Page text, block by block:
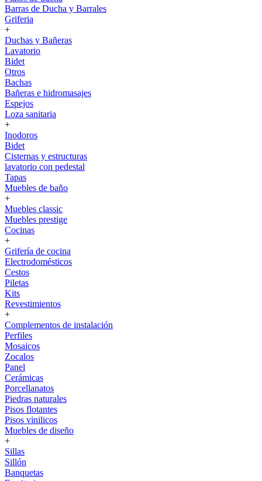
Barras de Ducha y Barrales
Griferia
+
Duchas y Bañeras
Lavatorio
Bidet
Otros
Bachas
Bañeras e hidromasajes
Espejos
Loza sanitaria
+
Inodoros
Bidet
Cisternas y estructuras
lavatorio con pedestal
Tapas
Muebles de baño
+
Muebles classic
Muebles prestige
Cocinas
+
Grifería de cocina
Electrodomésticos
Cestos
Piletas
Kits
Revestimientos
+
Complementos de instalación
Perfiles
Mosaicos
Zocalos
Panel
Cerámicas
Porcellanatos
Piedras naturales
Pisos flotantes
Pisos vinilicos
Muebles de diseño
+
Sillas
Sillón
Banquetas